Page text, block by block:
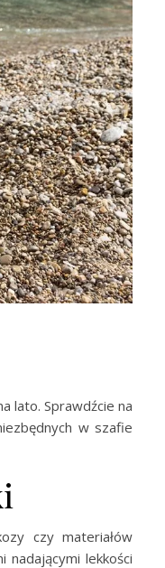
lato. Sprawdźcie na
w szafie
czy materiałów
lekkości